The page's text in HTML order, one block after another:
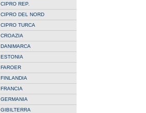
CIPRO REP.
CIPRO DEL NORD
CIPRO TURCA
CROAZIA
DANIMARCA
ESTONIA
FAROER
FINLANDIA
FRANCIA
GERMANIA
GIBILTERRA